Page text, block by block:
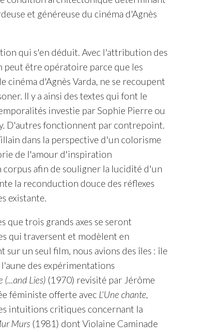
et généreuse du cinéma d'Agnès
qui s'en déduit. Avec l'attribution des
peut être opératoire parce que les
d'Agnès Varda, ne se recoupent
Il y a ainsi des textes qui font le
investie par Sophie Pierre ou
D'autres fonctionnent par contrepoint.
dans la perspective d'un colorisme
de l'amour d'inspiration
afin de souligner la lucidité d'un
la reconduction douce des réflexes
existante.
que trois grands axes se seront
qui traversent et modèlent en
sur un seul film, nous avions des îles : île
des expérimentations
(...and Lies)(1970) revisité par Jérôme
féministe offerte avec L'Une chante,
intuitions critiques concernant la
Murs(1981) dont Violaine Caminade